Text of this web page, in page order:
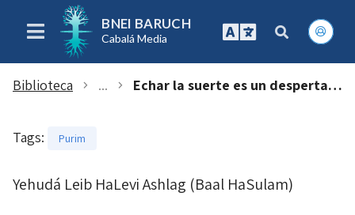
BNEI BARUCH
Cabalá Media
Biblioteca chevron_right ... chevron_right Echar la suerte es un despertar desde Arriba
Tags: Purim
Yehudá Leib HaLevi Ashlag (Baal HaSulam)